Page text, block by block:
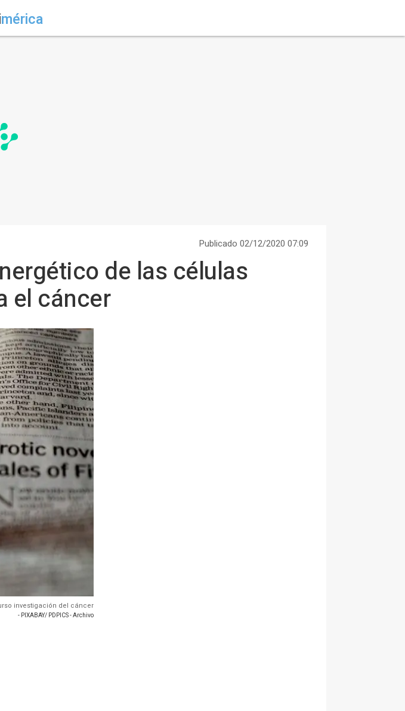
mérica
Publicado 02/12/2020 07:09
de las células
el cáncer
investigación del cáncer
- PIXABAY/ PDPICS - Archivo